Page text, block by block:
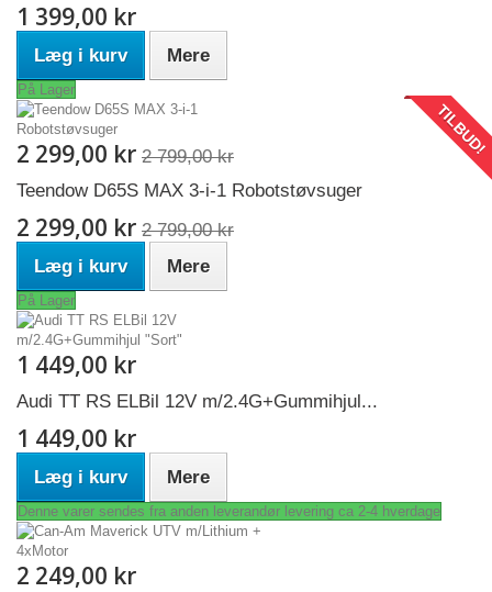
1 399,00 kr
Læg i kurv Mere
På Lager
2 299,00 kr 2 799,00 kr TILBUD!
Teendow D65S MAX 3-i-1 Robotstøvsuger
2 299,00 kr 2 799,00 kr
Læg i kurv
Mere
På Lager
1 449,00 kr
Audi TT RS ELBil 12V m/2.4G+Gummihjul...
1 449,00 kr
Læg i kurv Mere
Denne varer sendes fra anden leverandør levering ca 2-4 hverdage
2 249,00 kr